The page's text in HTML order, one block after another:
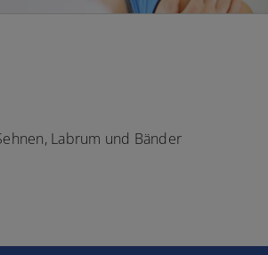
Labrum und Bänder